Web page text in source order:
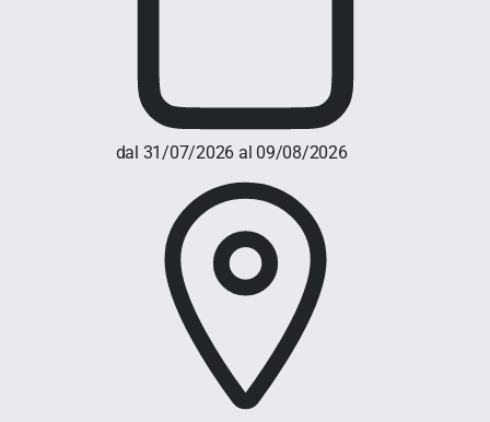
dal 31/07/2026 al 09/08/2026